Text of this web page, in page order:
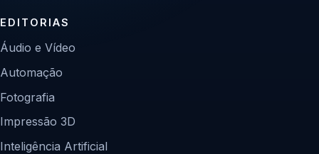
EDITORIAS
Áudio e Vídeo
Automação
Fotografia
Impressão 3D
Inteligência Artificial